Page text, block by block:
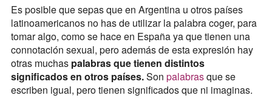
Es posible que sepas que en Argentina u otros países
latinoamericanos no has de utilizar la palabra coger, para
tomar algo, como se hace en España ya que tienen una
connotación sexual, pero además de esta expresión hay
otras muchas palabras que tienen distintos
significados en otros países.Son palabrasque se
escriben igual, pero tienen significados que ni imaginas.